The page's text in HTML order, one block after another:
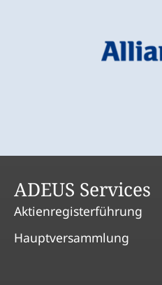
ADEUS Services
Aktienregisterführung
Hauptversammlung